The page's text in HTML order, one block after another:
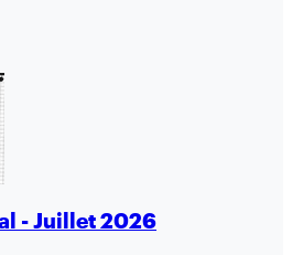
- Juillet 2026